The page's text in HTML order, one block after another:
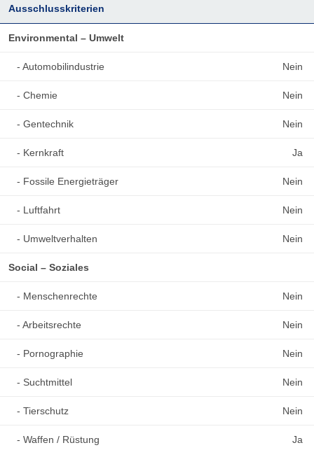
Ausschlusskriterien
Environmental – Umwelt
- Automobilindustrie Nein
- Chemie Nein
- Gentechnik Nein
- Kernkraft Ja
- Fossile Energieträger Nein
- Luftfahrt Nein
- Umweltverhalten Nein
Social – Soziales
- Menschenrechte Nein
- Arbeitsrechte Nein
- Pornographie Nein
- Suchtmittel Nein
- Tierschutz Nein
- Waffen / Rüstung Ja